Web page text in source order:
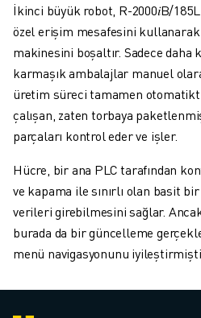
İkinci büyük robot, R-2000𝑖B/
özel erişim mesafesini
makinesini boşaltır. Sadece
karmaşık ambalajlar manuel
üretim süreci tamamen
çalışan, zaten torbaya
parçaları kontrol eder ve işler.
Hücre, bir ana PLC tarafından
ve kapama ile sınırlı olan basit
verileri girebilmesini sağlar.
burada da bir güncelleme
menü navigasyonunu